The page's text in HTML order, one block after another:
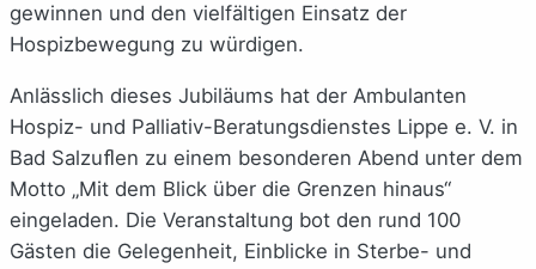
gewinnen und den vielfältigen Einsatz der
Hospizbewegung zu würdigen.
Anlässlich dieses Jubiläums hat der Ambulanten
Hospiz- und Palliativ-Beratungsdienstes Lippe e. V. in
Bad Salzuﬂen zu einem besonderen Abend unter dem
Motto „Mit dem Blick über die Grenzen hinaus“
eingeladen. Die Veranstaltung bot den rund 100
Gästen die Gelegenheit, Einblicke in Sterbe- und